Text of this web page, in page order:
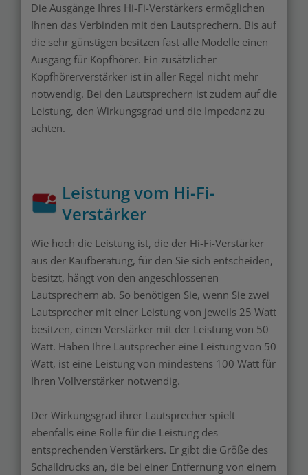
Die Ausgänge Ihres Hi-Fi-Verstärkers ermöglichen
Ihnen das Verbinden mit den Lautsprechern. Bis auf
die sehr günstigen besitzen fast alle Modelle einen
Ausgang für Kopfhörer. Ein zusätzlicher
Kopfhörerverstärker ist in aller Regel nicht mehr
notwendig. Bei den Lautsprechern ist zudem auf die
Leistung, den Wirkungsgrad und die Impedanz zu
achten.
Leistung vom Hi-Fi-
Verstärker
Wie hoch die Leistung ist, die der Hi-Fi-Verstärker
aus der Kaufberatung, für den Sie sich entscheiden,
besitzt, hängt von den angeschlossenen
Lautsprechern ab. So benötigen Sie, wenn Sie zwei
Lautsprecher mit einer Leistung von jeweils 25 Watt
besitzen, einen Verstärker mit der Leistung von 50
Watt. Haben Ihre Lautsprecher eine Leistung von 50
Watt, ist eine Leistung von mindestens 100 Watt für
Ihren Vollverstärker notwendig.
Der Wirkungsgrad ihrer Lautsprecher spielt
ebenfalls eine Rolle für die Leistung des
entsprechenden Verstärkers. Er gibt die Größe des
Schalldrucks an, die bei einer Entfernung von einem